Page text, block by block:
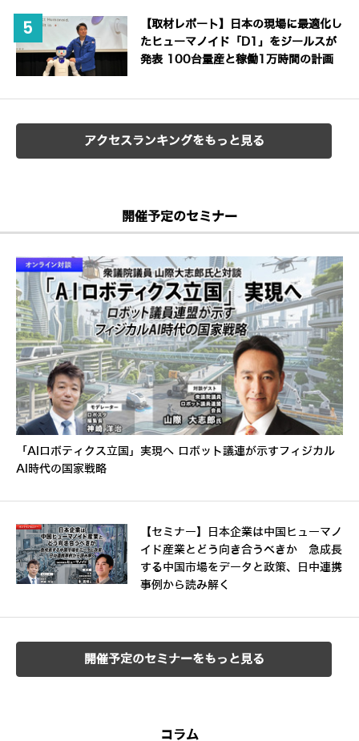
【取材レポート】日本の現場に最適化し
たヒューマノイド「D1」をジールスが
発表 100台量産と稼働1万時間の計画
アクセスランキングをもっと見る
開催予定のセミナー
「AIロボティクス立国」実現へ ロボット議連が示すフィジカル
AI時代の国家戦略
【セミナー】日本企業は中国ヒューマノ
イド産業とどう向き合うべきか 急成長
する中国市場をデータと政策、日中連携
事例から読み解く
開催予定のセミナーをもっと見る
コラム